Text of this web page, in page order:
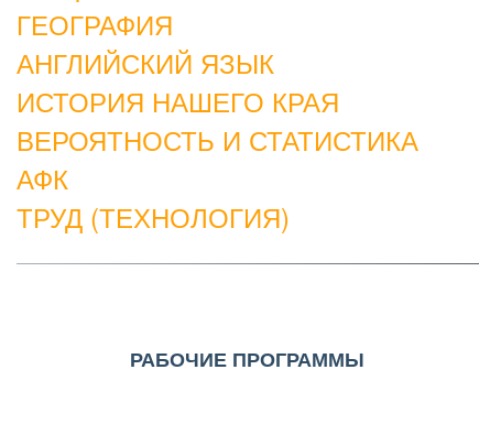
ГЕОГРАФИЯ
АНГЛИЙСКИЙ ЯЗЫК
ИСТОРИЯ НАШЕГО КРАЯ
ВЕРОЯТНОСТЬ И СТАТИСТИКА
АФК
ТРУД (ТЕХНОЛОГИЯ)
РАБОЧИЕ ПРОГРАММЫ